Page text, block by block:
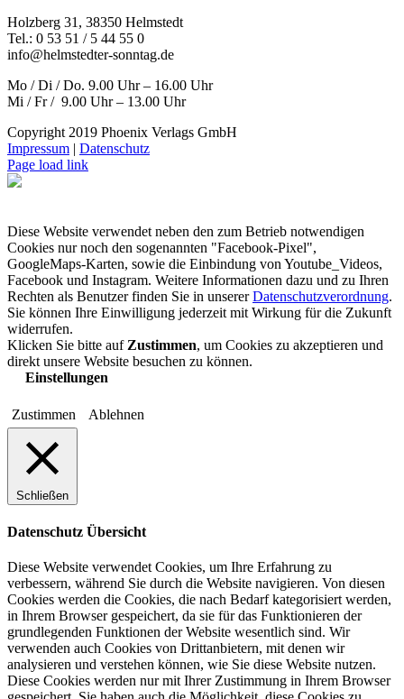
Holzberg 31, 38350 Helmstedt
Tel.: 0 53 51 / 5 44 55 0
info@helmstedter-sonntag.de
Mo / Di / Do. 9.00 Uhr – 16.00 Uhr
Mi / Fr / 9.00 Uhr – 13.00 Uhr
Copyright 2019 Phoenix Verlags GmbH
Impressum | Datenschutz
Page load link
Diese Website verwendet neben den zum Betrieb notwendigen
Cookies nur noch den sogenannten "Facebook-Pixel",
GoogleMaps-Karten, sowie die Einbindung von Youtube_Videos,
Facebook und Instagram. Weitere Informationen dazu und zu Ihren
Rechten als Benutzer finden Sie in unsererDatenschutzverordnung.
Sie können Ihre Einwilligung jederzeit mit Wirkung für die Zukunft
widerrufen.
Klicken Sie bitte auf Zustimmen, um Cookies zu akzeptieren und
direkt unsere Website besuchen zu können.
Einstellungen
Zustimmen Ablehnen
Schließen
Datenschutz Übersicht
Diese Website verwendet Cookies, um Ihre Erfahrung zu
verbessern, während Sie durch die Website navigieren. Von diesen
Cookies werden die Cookies, die nach Bedarf kategorisiert werden,
in Ihrem Browser gespeichert, da sie für das Funktionieren der
grundlegenden Funktionen der Website wesentlich sind. Wir
verwenden auch Cookies von Drittanbietern, mit denen wir
analysieren und verstehen können, wie Sie diese Website nutzen.
Diese Cookies werden nur mit Ihrer Zustimmung in Ihrem Browser